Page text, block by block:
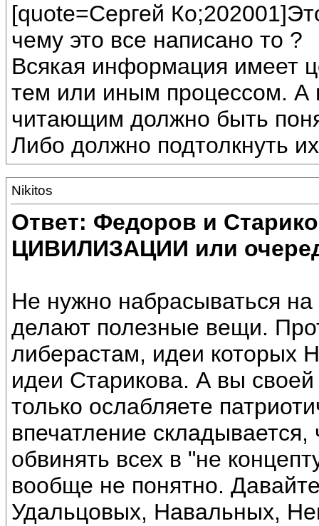
[quote=Сергей
чему это все написано то ?
Всякая информация
тем или иным процессом. А
читающим должно быть
Либо должно подтолкнуть
Nikitos
Ответ: Федоров и
ЦИВИЛИЗАЦИИ или
Не нужно набрасываться
делают полезные вещи.
либерастам, идеи
идеи Старикова. А вы своей
только ослабляете
впечатление
обвинять всех в "не
вообще не понятно.
Удальцовых, Навальных,